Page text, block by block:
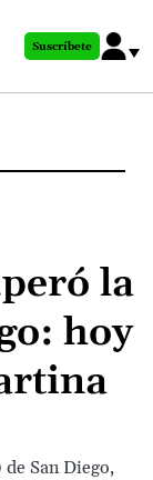
Suscríbete
la
hoy
San Diego,